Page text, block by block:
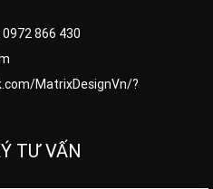
866 430
MatrixDesignVn/?
TƯ VẤN